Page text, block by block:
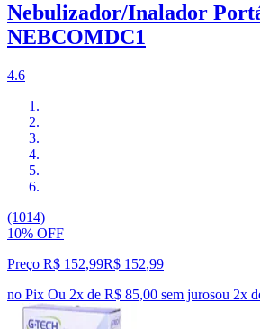
Nebulizador/Inalador
NEBCOMDC1
4.6
(1014)
10% OFF
Preço R$ 152,99R$ 152,99
no Pix Ou 2x de R$ 85,00 sem jurosou 2x